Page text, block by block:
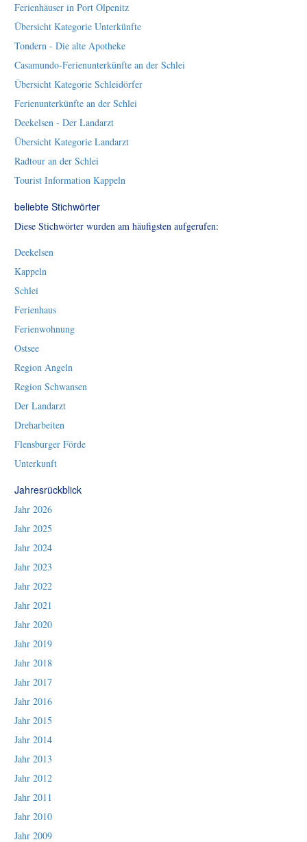
Ferienhäuser in Port Olpenitz
Übersicht Kategorie Unterkünfte
Tondern - Die alte Apotheke
Casamundo-Ferienunterkünfte an der Schlei
Übersicht Kategorie Schleidörfer
Ferienunterkünfte an der Schlei
Deekelsen - Der Landarzt
Übersicht Kategorie Landarzt
Radtour an der Schlei
Tourist Information Kappeln
beliebte Stichwörter
Diese Stichwörter wurden am häufigsten aufgerufen:
Deekelsen
Kappeln
Schlei
Ferienhaus
Ferienwohnung
Ostsee
Region Angeln
Region Schwansen
Der Landarzt
Dreharbeiten
Flensburger Förde
Unterkunft
Jahresrückblick
Jahr 2026
Jahr 2025
Jahr 2024
Jahr 2023
Jahr 2022
Jahr 2021
Jahr 2020
Jahr 2019
Jahr 2018
Jahr 2017
Jahr 2016
Jahr 2015
Jahr 2014
Jahr 2013
Jahr 2012
Jahr 2011
Jahr 2010
Jahr 2009